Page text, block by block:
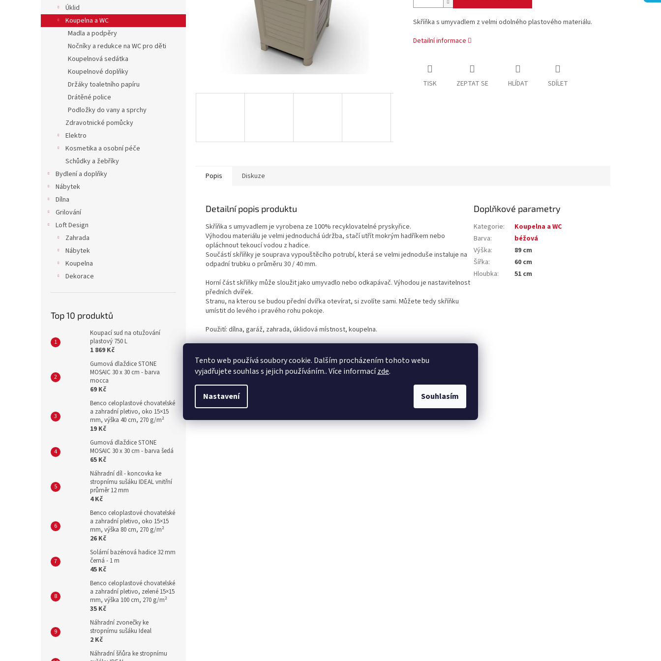
Tento web používá soubory cookie. Dalším procházením tohoto webu
vyjadřujete souhlas s jejich používáním.. Více informacízde.
Nastavení Souhlasím
e
l
Úklid
Koupelna a WC
Madla a podpěry
Nočníky a redukce na WC pro děti
Koupelnová sedátka
Koupelnové doplňky
Držáky toaletního papíru
Drátěné police
Podložky do vany a sprchy
Zdravotnické pomůcky
Elektro
Kosmetika a osobní péče
Schůdky a žebříky
Bydlení a doplňky
Nábytek
Dílna
Grilování
Loft Design
Zahrada
Nábytek
Koupelna
Dekorace
Top 10 produktů
Koupací sud na otužování
plastový 750 L
1 869 Kč
Gumová dlaždice STONE
MOSAIC 30 x 30 cm - barva
mocca
69 Kč
Benco celoplastové chovatelské
a zahradní pletivo, oko 15×15
mm, výška 40 cm, 270 g/m²
19 Kč
Gumová dlaždice STONE
MOSAIC 30 x 30 cm - barva šedá
65 Kč
Náhradní díl - koncovka ke
stropnímu sušáku IDEAL vnitřní
průměr 12 mm
4 Kč
Benco celoplastové chovatelské
a zahradní pletivo, oko 15×15
mm, výška 80 cm, 270 g/m²
26 Kč
Solární bazénová hadice 32 mm
černá - 1 m
45 Kč
Benco celoplastové chovatelské
a zahradní pletivo, zelené 15×15
mm, výška 100 cm, 270 g/m²
35 Kč
Náhradní zvonečky ke
stropnímu sušáku Ideal
2 Kč
Náhradní šňůra ke stropnímu
Skříňka s umyvadlem z velmi odolného plastového materiálu.
Detailní informace
TISK ZEPTAT SE HLÍDAT SDÍLET
Popis Diskuze
Detailní popis produktu
Skříňka s umyvadlem je vyrobena ze 100% recyklovatelné pryskyřice.
Výhodou materiálu je velmi jednoduchá údržba, stačí utřít mokrým hadříkem nebo
opláchnout tekoucí vodou z hadice.
Součástí skříňky je souprava vypouštěcího potrubí, která se velmi jednoduše instaluje na
odpadní trubku o průměru 30 / 40 mm.
Horní část skříňky může sloužit jako umyvadlo nebo odkapávač. Výhodou je nastavitelnost
předních dvířek.
Stranu, na kterou se budou přední dvířka otevírat, si zvolíte sami. Můžete tedy skříňku
umístit do levého i pravého rohu pokoje.
Použití: dílna, garáž, zahrada, úklidová místnost, koupelna.
Doplňkové parametry
Kategorie:
Koupelna a WC
Barva:
béžová
Výška:
89 cm
Šířka:
60 cm
Hloubka: 51 cm